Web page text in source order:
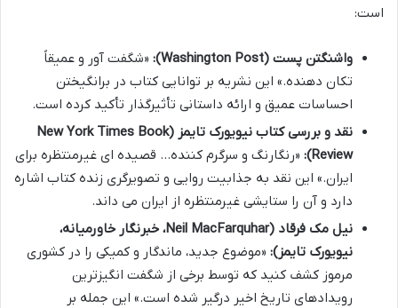
است:
واشنگتن پست (Washington Post):
«شگفت آور و عمیقاً
تکان دهنده.» این نشریه بر توانایی کتاب در برانگیختن
احساسات عمیق و ارائه داستانی تأثیرگذار تأکید کرده است.
نقد و بررسی کتاب نیویورک تایمز (New York Times Book
Review):
«رنگارنگ و سرگرم کننده… قصیده ای غیرمنتظره برای
ایران.» این نقد به جذابیت روایی و تصویرگری زنده کتاب اشاره
دارد و آن را ستایشی غیرمنتظره از ایران می داند.
نیل مک فرقاد (Neil MacFarquhar، خبرنگار خاورمیانه،
نیویورک تایمز): «موضوع جدید، ماندگار و کمیکی را در کشوری
مرموز کشف کنید که توسط برخی از شگفت انگیزترین
رویدادهای تاریخ اخیر درگیر شده است.» این جمله بر